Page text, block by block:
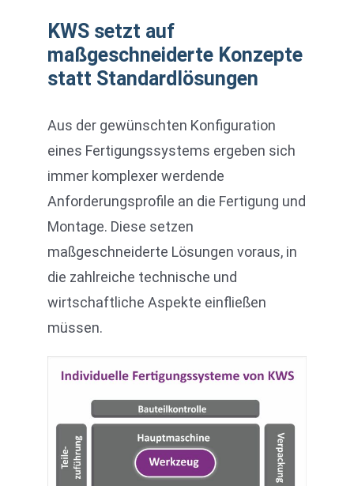
KWS setzt auf
maßgeschneiderte Konzepte
statt Standardlösungen
Aus der gewünschten Konfiguration
eines Fertigungssystems ergeben sich
immer komplexer werdende
Anforderungsprofile an die Fertigung und
Montage. Diese setzen
maßgeschneiderte Lösungen voraus, in
die zahlreiche technische und
wirtschaftliche Aspekte einfließen
müssen.